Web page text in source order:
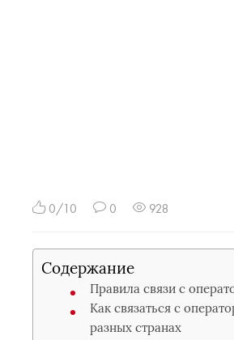
0/10 0 928
Содержание
Правила связи с
Как связаться с
разных странах